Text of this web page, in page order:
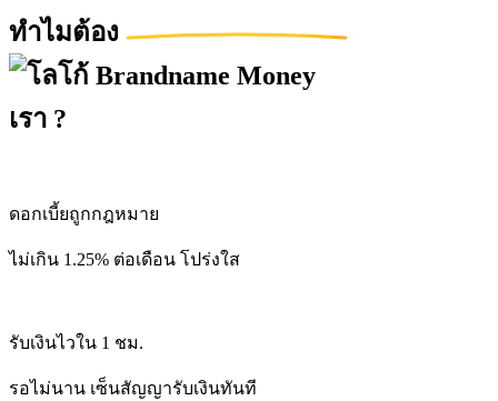
ทำไมต้อง
เรา ?
ดอกเบี้ยถูกกฎหมาย
ไม่เกิน 1.25% ต่อเดือน โปร่งใส
รับเงินไวใน 1 ชม.
รอไม่นาน เซ็นสัญญารับเงินทันที